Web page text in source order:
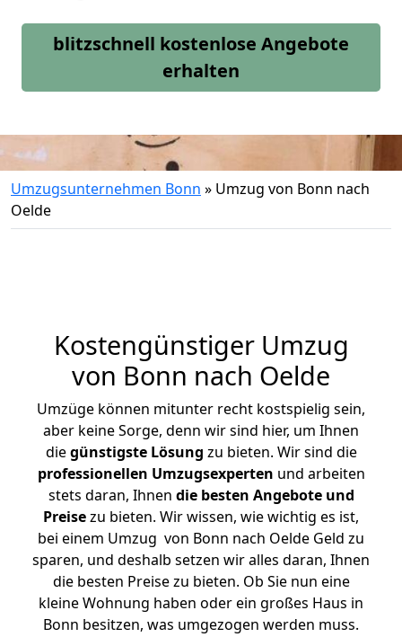
blitzschnell kostenlose Angebote
erhalten
Umzugsunternehmen Bonn » Umzug von Bonn nach
Oelde
Kostengünstiger Umzug
von Bonn nach Oelde
Umzüge können mitunter recht kostspielig sein,
aber keine Sorge, denn wir sind hier, um Ihnen
diegünstigste Lösung zu bieten. Wir sind die
professionellen Umzugsexperten und arbeiten
stets daran, Ihnen die besten Angebote und
Preisezu bieten. Wir wissen, wie wichtig es ist,
bei einem Umzug von Bonn nach Oelde Geld zu
sparen, und deshalb setzen wir alles daran, Ihnen
die besten Preise zu bieten. Ob Sie nun eine
kleine Wohnung haben oder ein großes Haus in
Bonn besitzen, was umgezogen werden muss.